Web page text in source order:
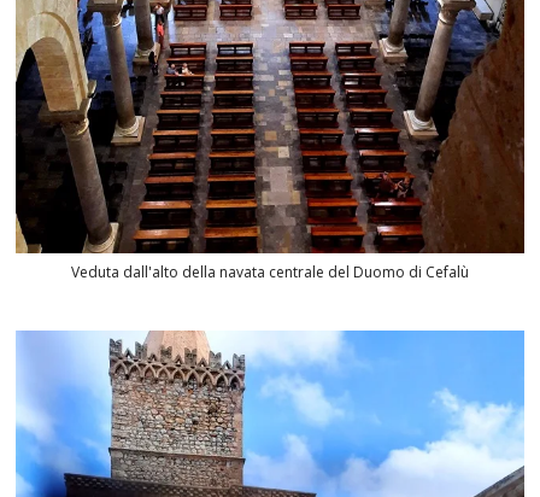
Veduta dall'alto della navata centrale del Duomo di Cefalù